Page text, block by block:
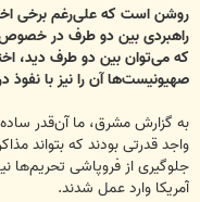
روشن است که علی‌رغم برخی
راهبردی بین دو طرف در خصوص
که می‌توان بین دو طرف دید،
صهیونیست‌ها آن را نیز با نفوذ
به گزارش مشرق، ما آن‌قدر
واجد قدرتی بودند که بتواند
جلوگیری از فروپاشی تحریم‌ها
آمریکا وارد عمل شدند.